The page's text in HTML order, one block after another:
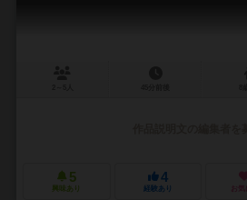
5
興味あり
4
経験あり お